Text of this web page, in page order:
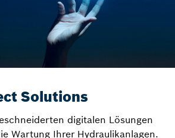
Solutions
digitalen Lösungen
Wartung Ihrer Hydraulikanlagen.